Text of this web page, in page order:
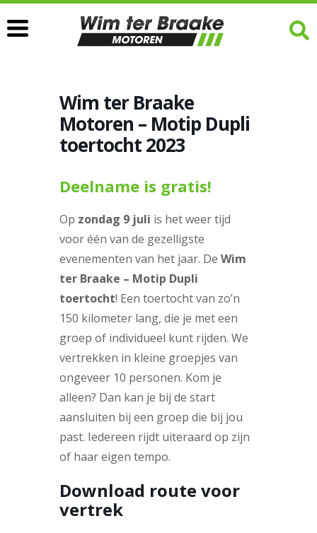
Wim ter Braake
Motoren – Motip Dupli
toertocht 2023
Deelname is gratis!
Op zondag 9 juli is het weer tijd
voor één van de gezelligste
evenementen van het jaar. De Wim
ter Braake – Motip Dupli
toertocht! Een toertocht van zo’n
150 kilometer lang, die je met een
groep of individueel kunt rijden. We
vertrekken in kleine groepjes van
ongeveer 10 personen. Kom je
alleen? Dan kan je bij de start
aansluiten bij een groep die bij jou
past. Iedereen rijdt uiteraard op zijn
of haar eigen tempo.
Download route voor
vertrek